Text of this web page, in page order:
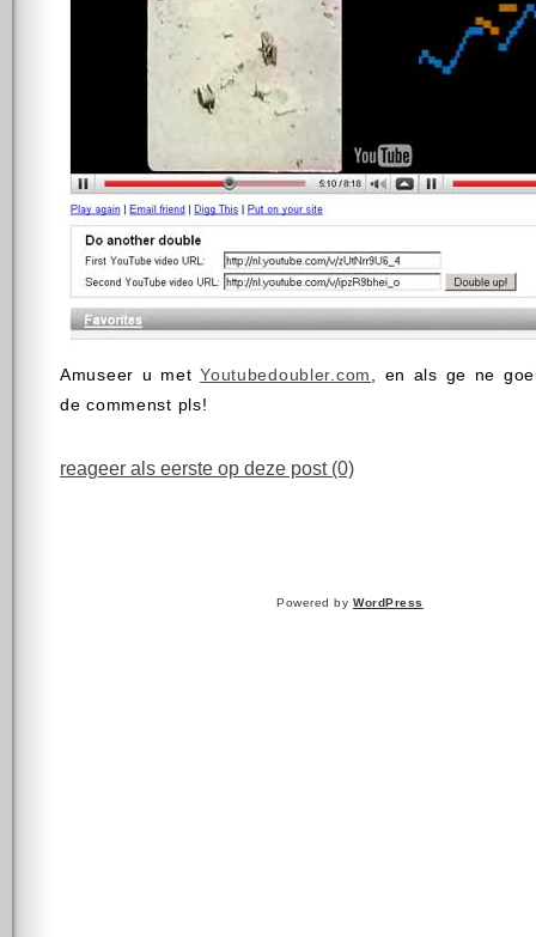
Amuseer u metYoutubedoubler.com
, en als ge ne
de commenst pls!
reageer als eerste op deze post (0)
Powered byWordPress